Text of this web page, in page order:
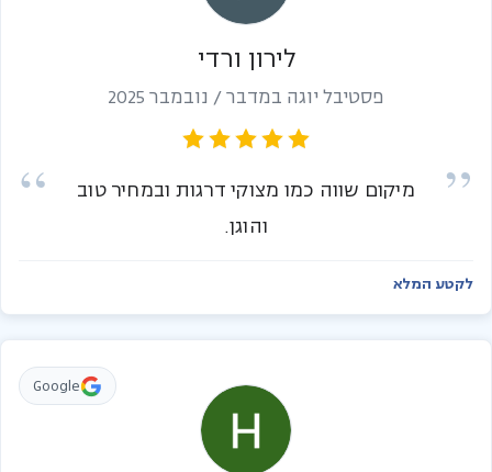
לירון ורדי
פסטיבל יוגה במדבר / נובמבר 2025
מיקום שווה כמו מצוקי דרגות ובמחיר טוב
והוגן.
לקטע המלא
Google